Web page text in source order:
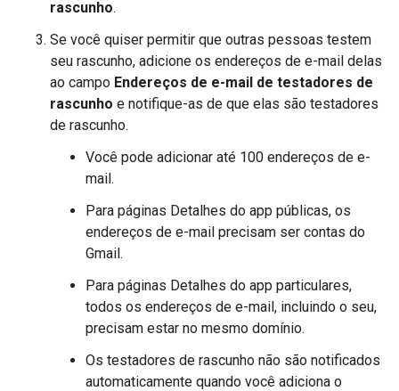
rascunho.
Se você quiser permitir que outras pessoas testem
seu rascunho, adicione os endereços de e-mail delas
ao campo Endereços de e-mail de testadores de
rascunho e notifique-as de que elas são testadores
de rascunho.
Você pode adicionar até 100 endereços de e-
mail.
Para páginas Detalhes do app públicas, os
endereços de e-mail precisam ser contas do
Gmail.
Para páginas Detalhes do app particulares,
todos os endereços de e-mail, incluindo o seu,
precisam estar no mesmo domínio.
Os testadores de rascunho não são notificados
automaticamente quando você adiciona o